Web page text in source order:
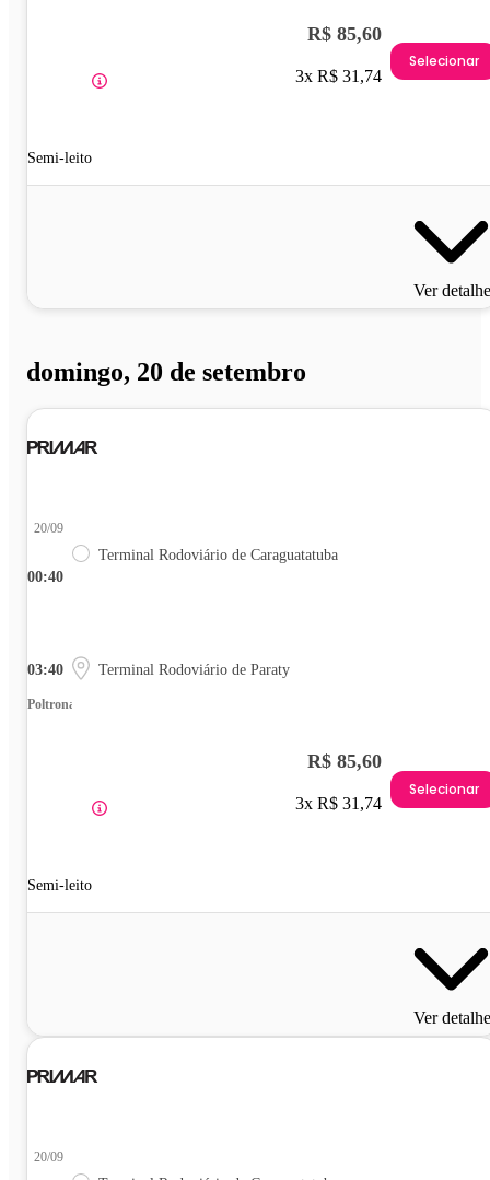
Semi-leito
R$ 85,60
3x R$ 31,74
Selecionar
Ver
domingo, 20 de setembro
00:40
20/09
Terminal Rodoviário de Caraguatatuba
03:40 Terminal Rodoviário de Paraty
Poltrona
Semi-leito
R$ 85,60
3x R$ 31,74
Selecionar
Ver
20/09